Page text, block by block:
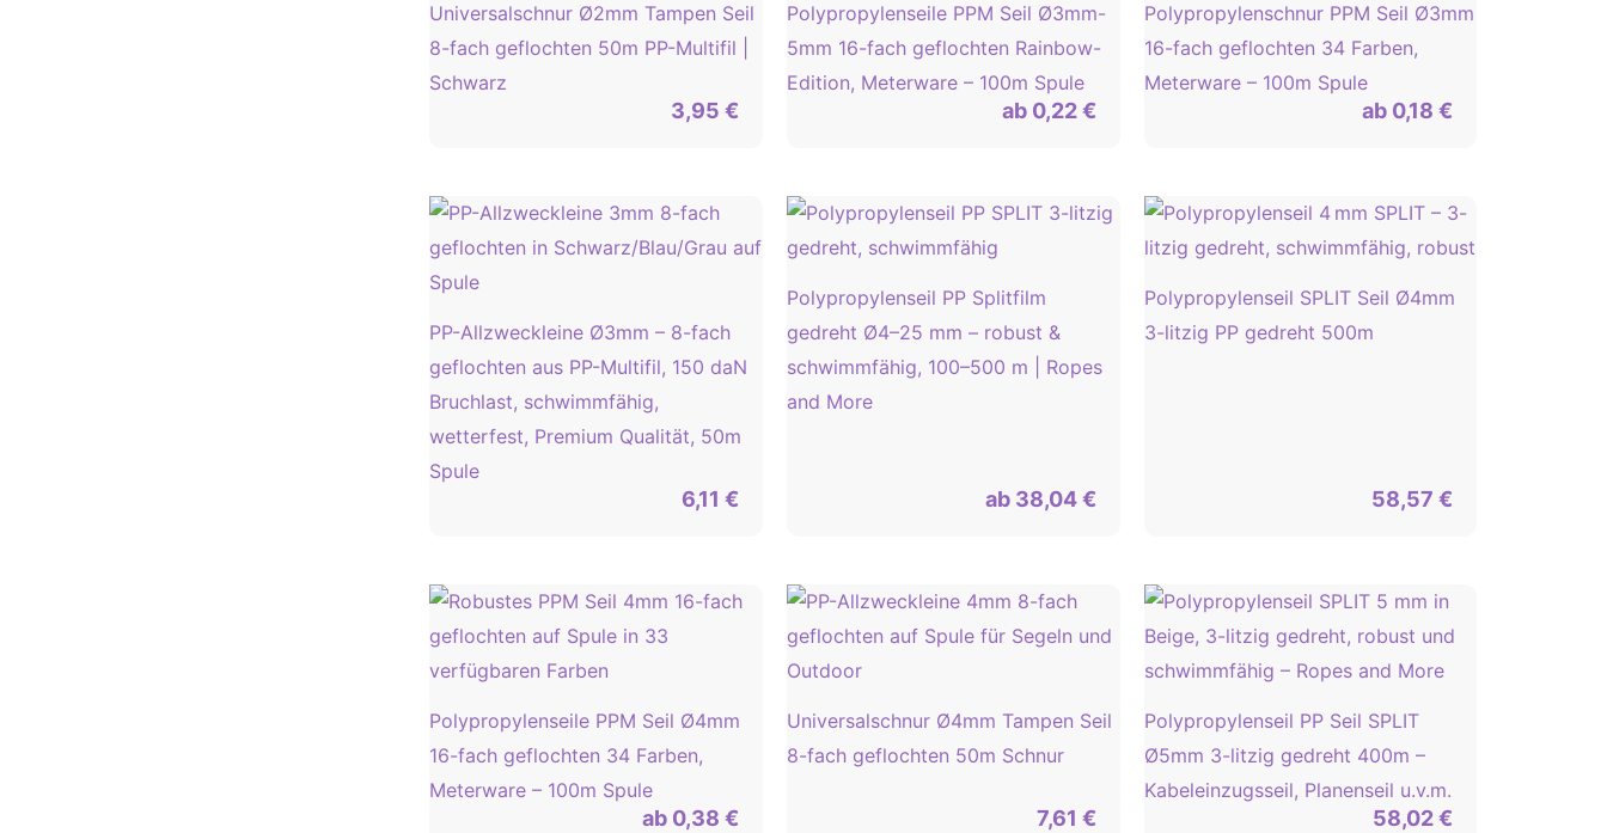
Universalschnur Ø2mm Tampen Seil
8-fach geflochten 50m PP-Multifil |
Schwarz
3,95€
Polypropylenseile PPM Seil Ø3mm-
5mm 16-fach geflochten Rainbow-
Edition, Meterware – 100m Spule
ab 0,22€
Polypropylenschnur PPM Seil Ø3mm
16-fach geflochten 34 Farben,
Meterware – 100m Spule
ab 0,18€
PP-Allzweckleine Ø3mm – 8-fach
geflochten aus PP-Multifil, 150 daN
Bruchlast, schwimmfähig,
wetterfest, Premium Qualität, 50m
Spule
6,11€
Polypropylenseil PP Splitfilm
gedreht Ø4–25 mm – robust &
schwimmfähig, 100–500 m | Ropes
and More
ab 38,04€
Polypropylenseil SPLIT Seil Ø4mm
3-litzig PP gedreht 500m
58,57€
Polypropylenseile PPM Seil Ø4mm
16-fach geflochten 34 Farben,
Meterware – 100m Spule
ab 0,38€
Universalschnur Ø4mm Tampen Seil
8-fach geflochten 50m Schnur
7,61 €
Polypropylenseil PP Seil SPLIT
Ø5mm 3-litzig gedreht 400m –
Kabeleinzugsseil, Planenseil u.v.m.
58,02€